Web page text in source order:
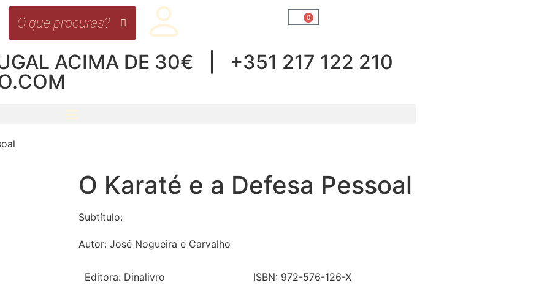
0
ACIMA DE 30€ | +351 217 122 210
O Karaté e a Defesa Pessoal
Subtítulo:
Autor: José Nogueira e Carvalho
Editora: Dinalivro ISBN: 972-576-126-X